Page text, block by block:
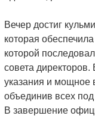
Вечер достиг
которая
которой
совета директоров.
указания и мощное
объединив всех
В завершение